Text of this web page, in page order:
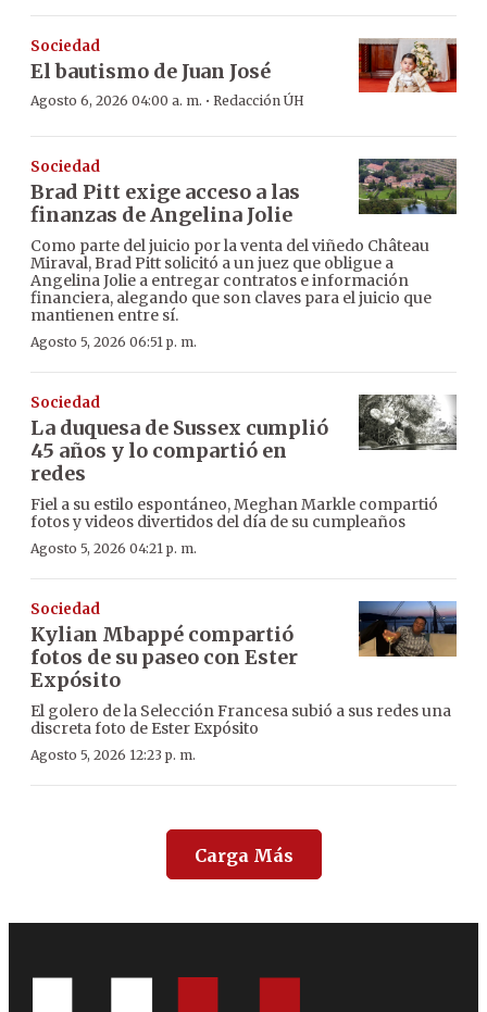
Sociedad
El bautismo de Juan José
Agosto 6, 2026 04:00 a. m. · Redacción ÚH
Sociedad
Brad Pitt exige acceso a las
finanzas de Angelina Jolie
Como parte del juicio por la venta del viñedo Château
Miraval, Brad Pitt solicitó a un juez que obligue a
Angelina Jolie a entregar contratos e información
financiera, alegando que son claves para el juicio que
mantienen entre sí.
Agosto 5, 2026 06:51 p. m.
Sociedad
La duquesa de Sussex cumplió
45 años y lo compartió en
redes
Fiel a su estilo espontáneo, Meghan Markle compartió
fotos y videos divertidos del día de su cumpleaños
Agosto 5, 2026 04:21 p. m.
Sociedad
Kylian Mbappé compartió
fotos de su paseo con Ester
Expósito
El golero de la Selección Francesa subió a sus redes una
discreta foto de Ester Expósito
Agosto 5, 2026 12:23 p. m.
Carga Más